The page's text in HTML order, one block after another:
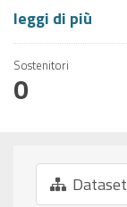
leggi di più
Sostenitori
0
Dataset